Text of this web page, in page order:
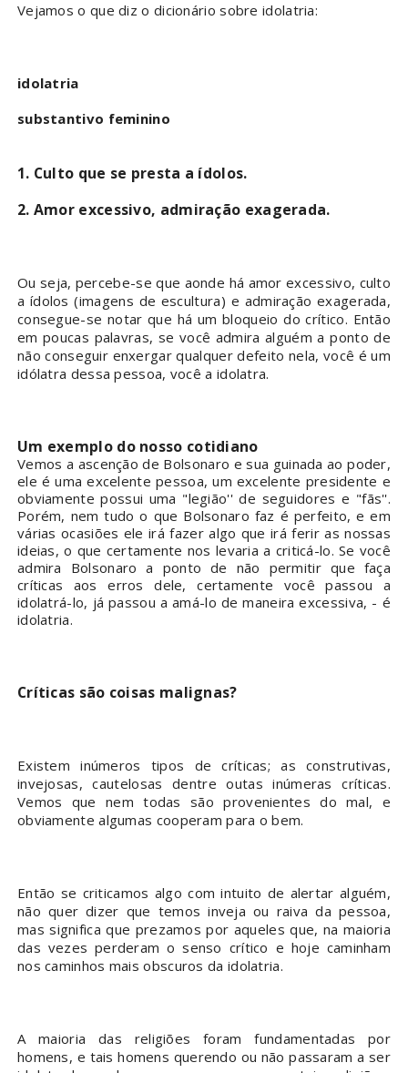
Vejamos o que diz o dicionário sobre idolatria:
idolatria
substantivo feminino
1. Culto que se presta a ídolos.
2. Amor excessivo, admiração exagerada.
Ou seja, percebe-se que aonde há amor excessivo, culto
a ídolos (imagens de escultura) e admiração exagerada,
consegue-se notar que há um bloqueio do crítico. Então
em poucas palavras, se você admira alguém a ponto de
não conseguir enxergar qualquer defeito nela, você é um
idólatra dessa pessoa, você a idolatra.
Um exemplo do nosso cotidiano
Vemos a ascenção de Bolsonaro e sua guinada ao poder,
ele é uma excelente pessoa, um excelente presidente e
obviamente possui uma "legião'' de seguidores e "fãs''.
Porém, nem tudo o que Bolsonaro faz é perfeito, e em
várias ocasiões ele irá fazer algo que irá ferir as nossas
ideias, o que certamente nos levaria a criticá-lo. Se você
admira Bolsonaro a ponto de não permitir que faça
críticas aos erros dele, certamente você passou a
idolatrá-lo, já passou a amá-lo de maneira excessiva, - é
idolatria.
Críticas são coisas malignas?
Existem inúmeros tipos de críticas; as construtivas,
invejosas, cautelosas dentre outas inúmeras críticas.
Vemos que nem todas são provenientes do mal, e
obviamente algumas cooperam para o bem.
Então se criticamos algo com intuito de alertar alguém,
não quer dizer que temos inveja ou raiva da pessoa,
mas significa que prezamos por aqueles que, na maioria
das vezes perderam o senso crítico e hoje caminham
nos caminhos mais obscuros da idolatria.
A maioria das religiões foram fundamentadas por
homens, e tais homens querendo ou não passaram a ser